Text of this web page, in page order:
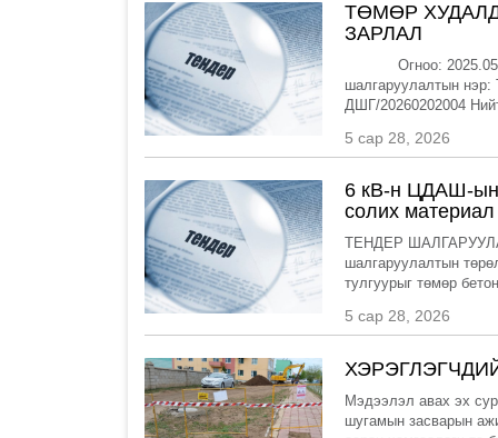
ТӨМӨР
ЗАРЛАЛ
Огноо: 2025.05.28
шалгаруулалтын нэр:
ДШГ/20260202004
5 сар 28, 2026
6 кВ-н ЦДАШ-ын
солих
ТЕНДЕР
шалгаруулалтын
тулгуурыг төмөр
5 сар 28, 2026
Мэдээлэл авах эх
шугамын засварын